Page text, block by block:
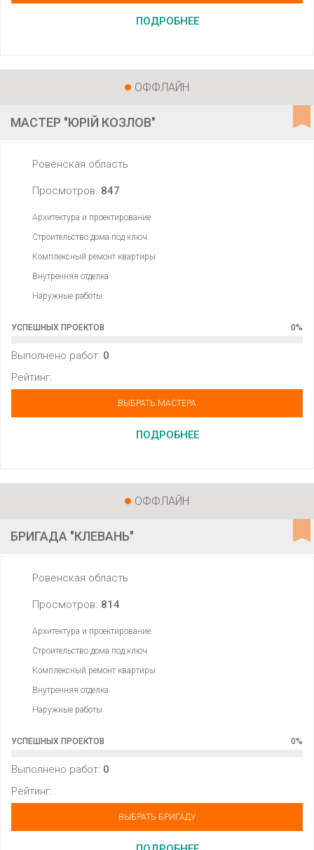
ПОДРОБНЕЕ
ОФФЛАЙН
МАСТЕР "ЮРІЙ КОЗЛОВ"
Ровенская область
Просмотров: 847
Архитектура и проектирование
Строительство дома под ключ
Комплексный ремонт квартиры
Внутренняя отделка
Наружные работы
УСПЕШНЫХ ПРОЕКТОВ 0%
Выполнено работ: 0
Рейтинг:
ВЫБРАТЬ МАСТЕРА
ПОДРОБНЕЕ
ОФФЛАЙН
БРИГАДА "КЛЕВАНЬ"
Ровенская область
Просмотров: 814
Архитектура и проектирование
Строительство дома под ключ
Комплексный ремонт квартиры
Внутренняя отделка
Наружные работы
УСПЕШНЫХ ПРОЕКТОВ 0%
Выполнено работ: 0
Рейтинг:
ВЫБРАТЬ БРИГАДУ